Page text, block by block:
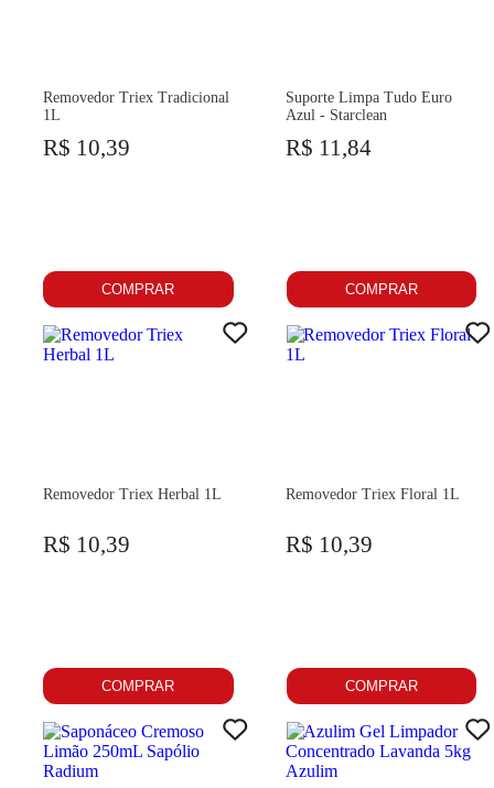
Removedor Triex Tradicional
1L
R$ 10,39
COMPRAR
Suporte Limpa Tudo Euro
Azul - Starclean
R$ 11,84
COMPRAR
Removedor Triex Herbal 1L
R$ 10,39
COMPRAR
Removedor Triex Floral 1L
R$ 10,39
COMPRAR